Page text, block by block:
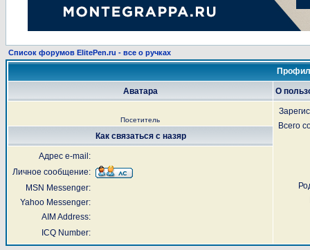
Список форумов ElitePen.ru - все о ручках
Аватара О
Посетитель
Всего
Как связаться с назяр
Адрес e-mail:
Личное сообщение:
MSN Messenger:
Yahoo Messenger:
AIM Address:
ICQ Number: